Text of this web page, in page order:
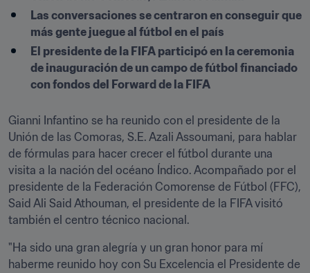
Las conversaciones se centraron en conseguir que
más gente juegue al fútbol en el país
El presidente de la FIFA participó en la ceremonia
de inauguración de un campo de fútbol financiado
con fondos del Forward de la FIFA
Gianni Infantino se ha reunido con el presidente de la
Unión de las Comoras, S.E. Azali Assoumani, para hablar
de fórmulas para hacer crecer el fútbol durante una
visita a la nación del océano Índico. Acompañado por el
presidente de la Federación Comorense de Fútbol (FFC),
Said Ali Said Athouman, el presidente de la FIFA visitó
también el centro técnico nacional.
"Ha sido una gran alegría y un gran honor para mí
haberme reunido hoy con Su Excelencia el Presidente de